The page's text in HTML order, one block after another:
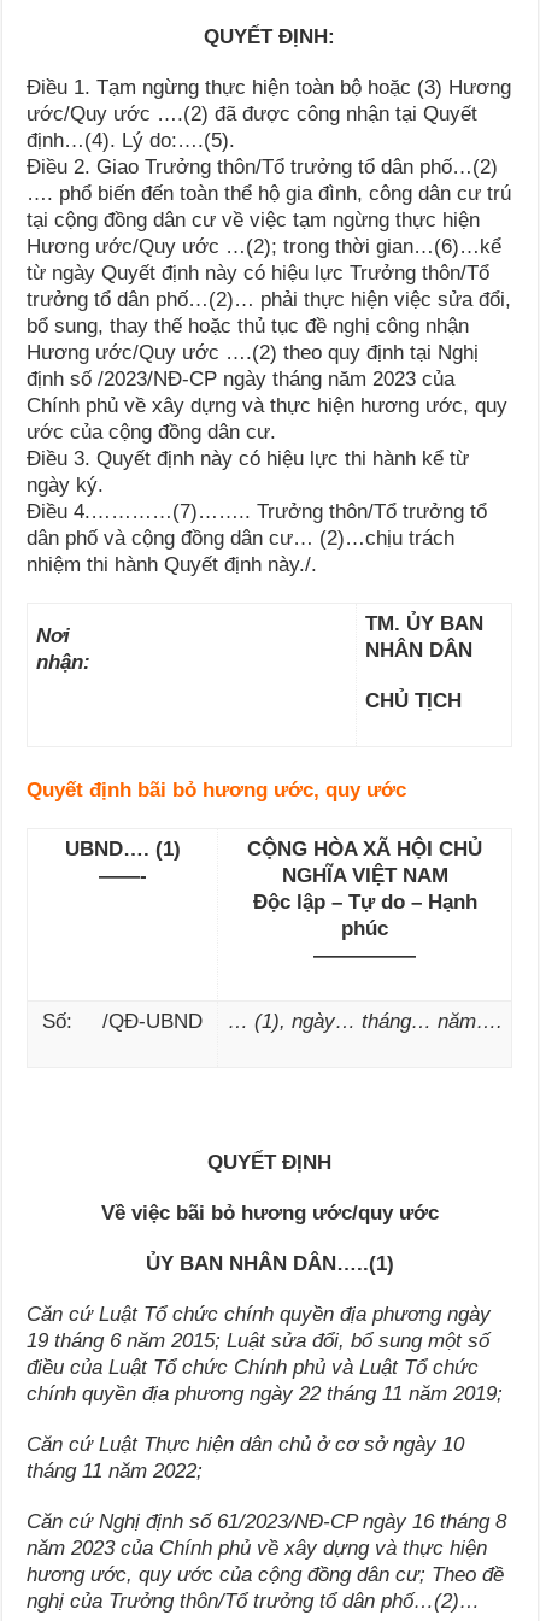
QUYẾT ĐỊNH:
Điều 1.Tạm ngừng thực hiện toàn bộ hoặc (3) Hương
ước/Quy ước ….(2) đã được công nhận tại Quyết
định…(4). Lý do:….(5).
Điều 2. Giao Trưởng thôn/Tổ trưởng tổ dân phố…(2)
…. phổ biến đến toàn thể hộ gia đình, công dân cư trú
tại cộng đồng dân cư về việc tạm ngừng thực hiện
Hương ước/Quy ước …(2); trong thời gian…(6)…kể
từ ngày Quyết định này có hiệu lực Trưởng thôn/Tổ
trưởng tổ dân phố…(2)… phải thực hiện việc sửa đổi,
bổ sung, thay thế hoặc thủ tục đề nghị công nhận
Hương ước/Quy ước ….(2) theo quy định tại Nghị
định số /2023/NĐ-CP ngày tháng năm 2023 của
Chính phủ về xây dựng và thực hiện hương ước, quy
ước của cộng đồng dân cư.
Điều 3.Quyết định này có hiệu lực thi hành kể từ
ngày ký.
Điều 4.…………(7)…….. Trưởng thôn/Tổ trưởng tổ
dân phố và cộng đồng dân cư… (2)…chịu trách
nhiệm thi hành Quyết định này./.
Nơi
nhận:
TM. ỦY BAN
NHÂN DÂN
CHỦ TỊCH
Quyết định bãi bỏ hương ước, quy ước
UBND…. (1)
——-
CỘNG HÒA XÃ HỘI CHỦ
NGHĨA VIỆT NAM
Độc lập – Tự do – Hạnh
phúc
—————
Số: /QĐ-UBND … (1), ngày… tháng… năm….
QUYẾT ĐỊNH
Về việc bãi bỏ hương ước/quy ước
ỦY BAN NHÂN DÂN…..(1)
Căn cứ Luật Tổ chức chính quyền địa phương ngày
19 tháng 6 năm 2015; Luật sửa đổi, bổ sung một số
điều của Luật Tổ chức Chính phủ và Luật Tổ chức
chính quyền địa phương ngày 22 tháng 11 năm 2019;
Căn cứ Luật Thực hiện dân chủ ở cơ sở ngày 10
tháng 11 năm 2022;
Căn cứ Nghị định số 61/2023/NĐ-CP ngày 16 tháng 8
năm 2023 của Chính phủ về xây dựng và thực hiện
hương ước, quy ước của cộng đồng dân cư; Theo đề
nghị của Trưởng thôn/Tổ trưởng tổ dân phố…(2)…